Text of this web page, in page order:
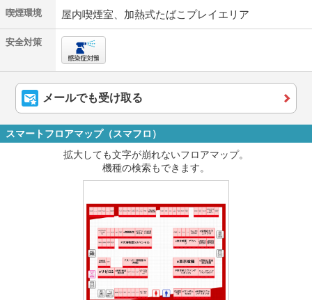
喫煙環境 屋内喫煙室、加熱式たばこプレイエリア
安全対策
メールでも受け取る
スマートフロアマップ（スマフロ）
拡大しても文字が崩れないフロアマップ。
機種の検索もできます。